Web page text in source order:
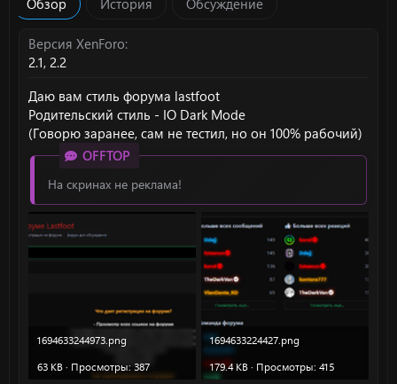
о
а
н
и
я
Обзор История Обсуждение
Версия XenForo
2.1 2.2
Даю вам стиль форума lastfoot
Родительский стиль - IO Dark Mode
(Говорю заранее, сам не тестил, но он 100% рабочий)
OFFTOP
На скринах не реклама!
1694633244973.png
63 KB · Просмотры: 387
1694633224427.png
179.4 KB · Просмотры: 415